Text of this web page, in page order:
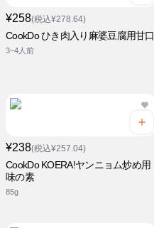
¥258(税込¥278.64)
CookDo ひき肉入り麻婆豆腐用甘口
3~4人前
¥238(税込¥257.04)
CookDo KOERA!ヤンニョム炒め用
味の素
85g